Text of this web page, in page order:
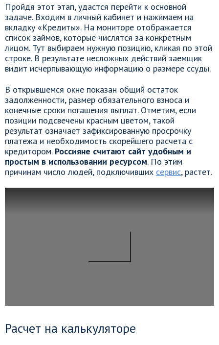
Пройдя этот этап, удастся перейти к основной
задаче. Входим в личный кабинет и нажимаем на
вкладку «Кредиты». На мониторе отображается
список займов, которые числятся за конкретным
лицом. Тут выбираем нужную позицию, кликая по этой
строке. В результате несложных действий заемщик
видит исчерпывающую информацию о размере ссуды.
В открывшемся окне показан общий остаток
задолженности, размер обязательного взноса и
конечные сроки погашения выплат. Отметим, если
позиции подсвечены красным цветом, такой
результат означает зафиксированную просрочку
платежа и необходимость скорейшего расчета с
кредитором. Россияне считают сайт удобным и
простым в использовании ресурсом. По этим
причинам число людей, подключивших сервис, растет.
Расчет на калькуляторе